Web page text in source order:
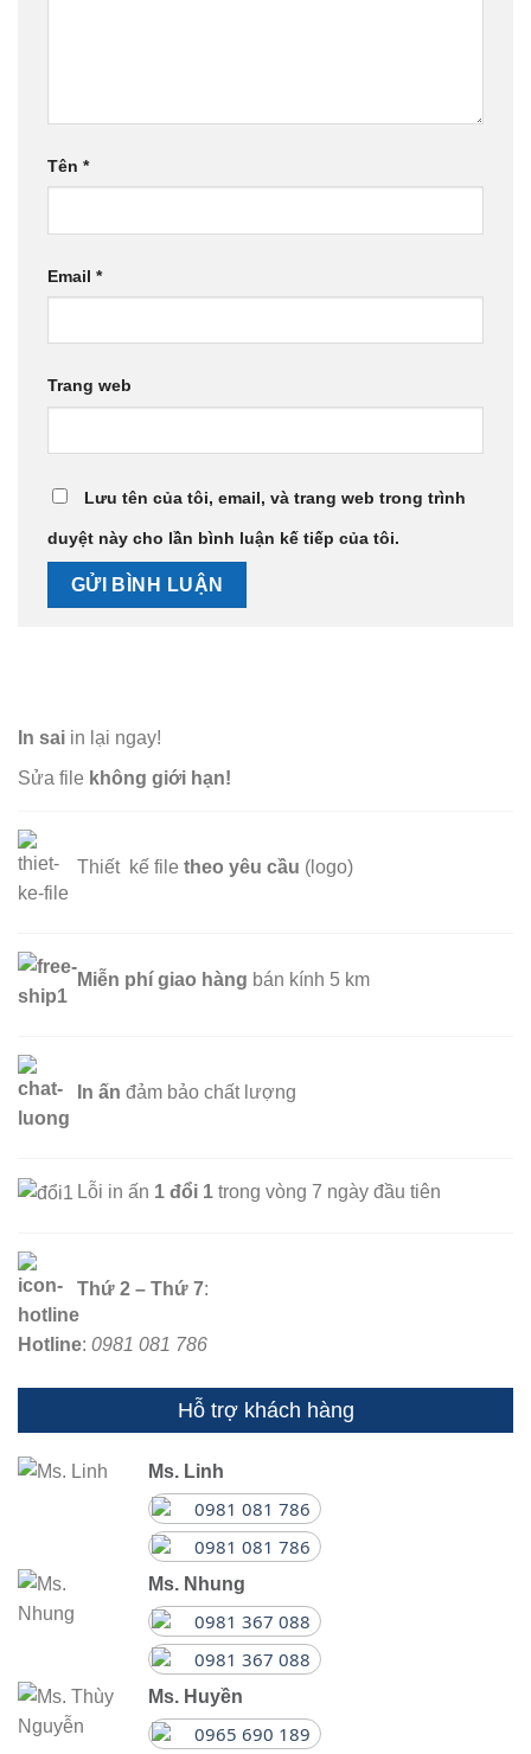
In sai in lại ngay!
Sửa file không giới hạn!
Thiết kế file theo yêu cầu (logo)
Miễn phí giao hàng bán kính 5 km
In ấn đảm bảo chất lượng
Lỗi in ấn 1 đổi 1 trong vòng 7 ngày đầu tiên
Thứ 2 – Thứ 7:
Hotline: 0981 081 786
Hỗ trợ khách hàng
Ms. Linh
0981 081 786
0981 081 786
Ms. Nhung
0981 367 088
0981 367 088
Ms. Huyền
0965 690 189
Tên *
Email *
Trang web
Lưu tên của tôi, email, và trang web trong trình
duyệt này cho lần bình luận kế tiếp của tôi.